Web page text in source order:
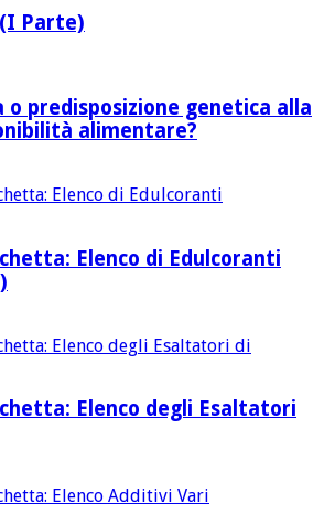
Parte)
predisposizione genetica alla
alimentare?
Elenco di Edulcoranti
Elenco degli Esaltatori